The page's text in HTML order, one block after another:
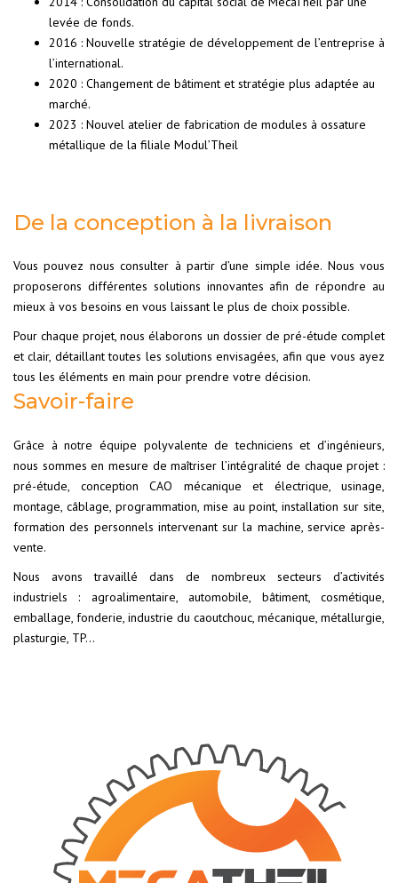
levée de fonds.
2016 : Nouvelle stratégie de développement de l’entreprise à
l’international.
2020 : Changement de bâtiment et stratégie plus adaptée au
marché.
2023 : Nouvel atelier de fabrication de modules à ossature
métallique de la filiale Modul’Theil
De la conception à la livraison
Vous pouvez nous consulter à partir d’une simple idée. Nous vous
proposerons différentes solutions innovantes afin de répondre au
mieux à vos besoins en vous laissant le plus de choix possible.
Pour chaque projet, nous élaborons un dossier de pré-étude complet
et clair, détaillant toutes les solutions envisagées, afin que vous ayez
tous les éléments en main pour prendre votre décision.
Savoir-faire
Grâce à notre équipe polyvalente de techniciens et d’ingénieurs,
nous sommes en mesure de maîtriser l’intégralité de chaque projet :
pré-étude, conception CAO mécanique et électrique, usinage,
montage, câblage, programmation, mise au point, installation sur site,
formation des personnels intervenant sur la machine, service après-
vente.
Nous avons travaillé dans de nombreux secteurs d’activités
industriels : agroalimentaire, automobile, bâtiment, cosmétique,
emballage, fonderie, industrie du caoutchouc, mécanique, métallurgie,
plasturgie, TP…